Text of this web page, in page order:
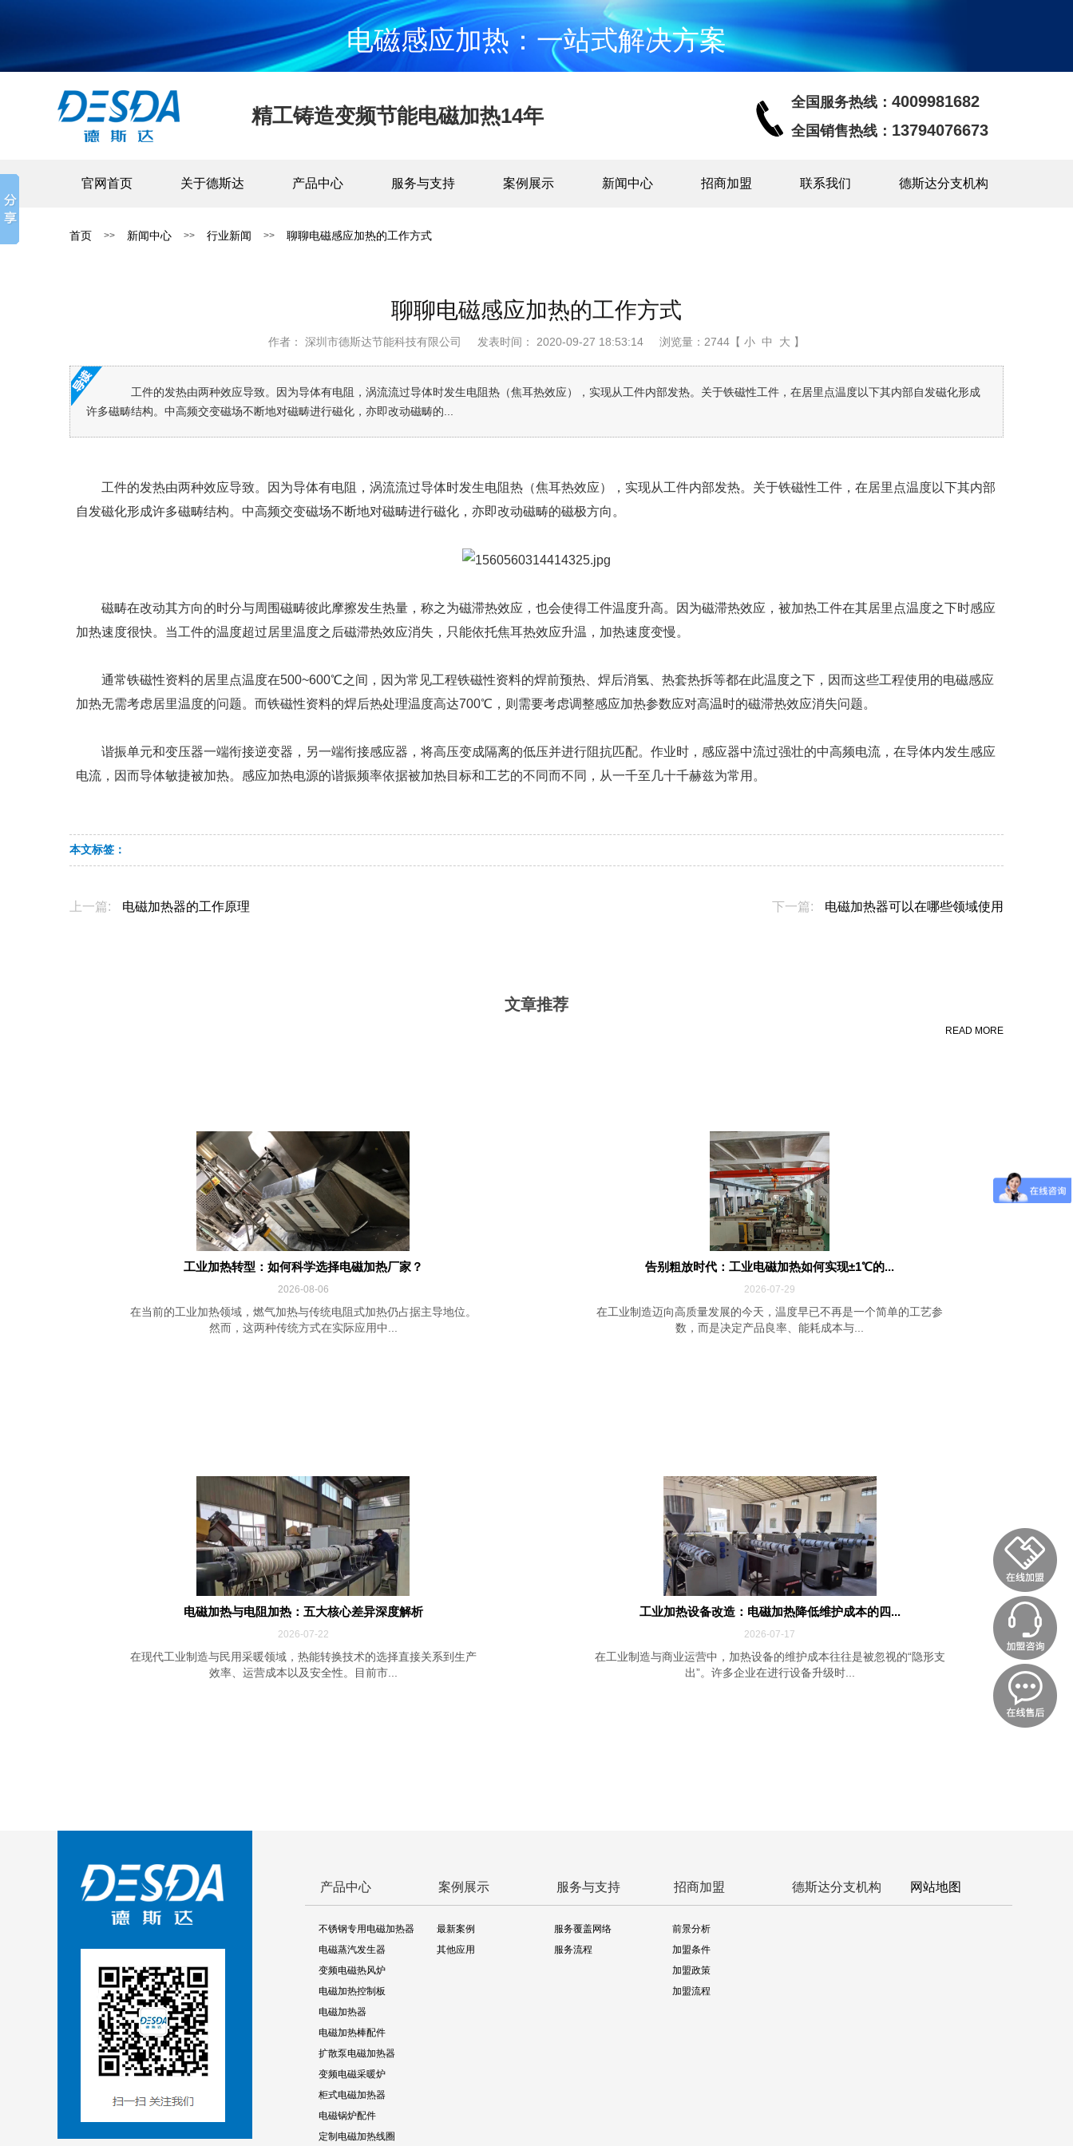
电磁感应加热：一站式解决方案
精工铸造变频节能电磁加热14年
全国服务热线： 4009981682
全国销售热线： 13794076673
官网首页 关于德斯达 产品中心 服务与支持 案例展示 新闻中心 招商加盟 联系我们 德斯达分支机构
首页 >> 新闻中心 >> 行业新闻 >> 聊聊电磁感应加热的工作方式
聊聊电磁感应加热的工作方式
作者： 深圳市德斯达节能科技有限公司 发表时间： 2020-09-27 18:53:14 浏览量：2744【 小 中 大 】
工件的发热由两种效应导致。因为导体有电阻，涡流流过导体时发生电阻热（焦耳热效应），实现从工件内部发热。关于铁磁性工件，在居里点温度以下其内部自发磁化形成
许多磁畴结构。中高频交变磁场不断地对磁畴进行磁化，亦即改动磁畴的...
工件的发热由两种效应导致。因为导体有电阻，涡流流过导体时发生电阻热（焦耳热效应），实现从工件内部发热。关于铁磁性工件，在居里点温度以下其内部
自发磁化形成许多磁畴结构。中高频交变磁场不断地对磁畴进行磁化，亦即改动磁畴的磁极方向。
磁畴在改动其方向的时分与周围磁畴彼此摩擦发生热量，称之为磁滞热效应，也会使得工件温度升高。因为磁滞热效应，被加热工件在其居里点温度之下时感应
加热速度很快。当工件的温度超过居里温度之后磁滞热效应消失，只能依托焦耳热效应升温，加热速度变慢。
通常铁磁性资料的居里点温度在500~600℃之间，因为常见工程铁磁性资料的焊前预热、焊后消氢、热套热拆等都在此温度之下，因而这些工程使用的电磁感应
加热无需考虑居里温度的问题。而铁磁性资料的焊后热处理温度高达700℃，则需要考虑调整感应加热参数应对高温时的磁滞热效应消失问题。
谐振单元和变压器一端衔接逆变器，另一端衔接感应器，将高压变成隔离的低压并进行阻抗匹配。作业时，感应器中流过强壮的中高频电流，在导体内发生感应
电流，因而导体敏捷被加热。感应加热电源的谐振频率依据被加热目标和工艺的不同而不同，从一千至几十千赫兹为常用。
本文标签：
上一篇: 电磁加热器的工作原理 下一篇: 电磁加热器可以在哪些领域使用
文章推荐
READ MORE
工业加热转型：如何科学选择电磁加热厂家？
2026-08-06
在当前的工业加热领域，燃气加热与传统电阻式加热仍占据主导地位。
然而，这两种传统方式在实际应用中...
告别粗放时代：工业电磁加热如何实现±1℃的...
2026-07-29
在工业制造迈向高质量发展的今天，温度早已不再是一个简单的工艺参
数，而是决定产品良率、能耗成本与...
电磁加热与电阻加热：五大核心差异深度解析
2026-07-22
在现代工业制造与民用采暖领域，热能转换技术的选择直接关系到生产
效率、运营成本以及安全性。目前市...
工业加热设备改造：电磁加热降低维护成本的四...
2026-07-17
在工业制造与商业运营中，加热设备的维护成本往往是被忽视的“隐形支
出”。许多企业在进行设备升级时...
产品中心
不锈钢专用电磁加热器
电磁蒸汽发生器
变频电磁热风炉
电磁加热控制板
电磁加热器
电磁加热棒配件
扩散泵电磁加热器
变频电磁采暖炉
柜式电磁加热器
电磁锅炉配件
定制电磁加热线圈
案例展示
最新案例
其他应用
服务与支持
服务覆盖网络
服务流程
招商加盟
前景分析
加盟条件
加盟政策
加盟流程
德斯达分支机构 网站地图